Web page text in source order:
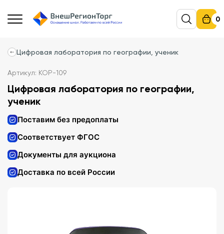
0
Цифровая лаборатория по географии, ученик
Артикул: КОР-109
Цифровая лаборатория по географии,
ученик
Поставим без предоплаты
Соответствует ФГОС
Документы для аукциона
Доставка по всей России